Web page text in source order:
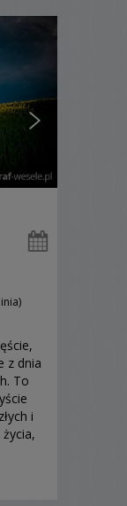
z dnia
To
i